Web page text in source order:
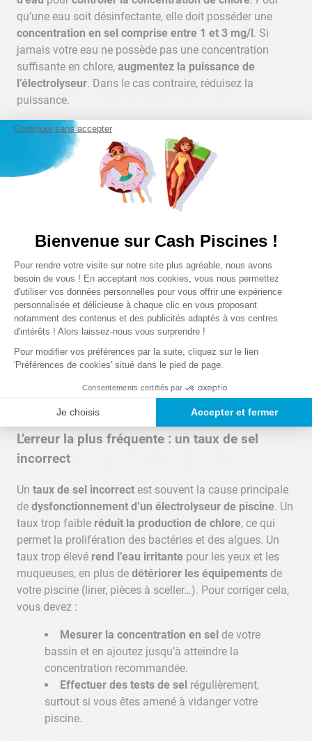
qu’une eau soit désinfectante, elle doit posséder une
concentration en sel comprise entre 1 et 3 mg/l. Si
jamais votre eau ne possède pas une concentration
suffisante en chlore, augmentez la puissance de
l’électrolyseur. Dans le cas contraire, réduisez la
puissance.
4. Surveillance continue et ajustements
Surveillez régulièrement les paramètres de l’eau
comme le pH, la concentration en chlore, l’alcalinité ainsi
que le taux de sel pour continuer à profiter d’une eau
parfaite pour la baignade. Il est conseillé de
rapidement l’apparition de l’eau trouble. Par précaution,
effectuez systématiquement une analyse d’eau après un
orage ou une journée très pluvieuse et réajustez les
paramètres si besoin.
Problèmes communs lors du
calibrage
Voici les problèmes qui peuvent survenir lors du
calibrage de l’appareil et la façon de les résoudre.
L’erreur la plus fréquente : un taux de sel
incorrect
Un taux de sel incorrect est souvent la cause principale
de dysfonctionnement d’un électrolyseur de piscine. Un
taux trop faible réduit la production de chlore, ce qui
permet la prolifération des bactéries et des algues. Un
taux trop élevé rend l’eau irritante pour les yeux et les
muqueuses, en plus de détériorer les équipements de
votre piscine (liner, pièces à sceller…). Pour corriger cela,
vous devez :
Mesurer la concentration en sel de votre
bassin et en ajoutez jusqu’à atteindre la
concentration recommandée.
Effectuer des tests de sel régulièrement,
surtout si vous êtes amené à vidanger votre
piscine.
Continuer sans accepter
Bienvenue sur Cash Piscines !
Plateforme de Gestion du
Pour rendre votre visite sur notre site plus agréable, nous avons
besoin de vous ! En acceptant nos cookies, vous nous permettez
d'utiliser vos données personnelles pour vous offrir une expérience
personnalisée et délicieuse à chaque clic en vous proposant
notamment des contenus et des publicités adaptés à vos centres
d'intérêts ! Alors laissez-nous vous surprendre !
Pour modifier vos préférences par la suite, cliquez sur le lien
'Préférences de cookies' situé dans le pied de page.
Consentements certifiés par
Je choisis Accepter et fermer
Axeptio consent